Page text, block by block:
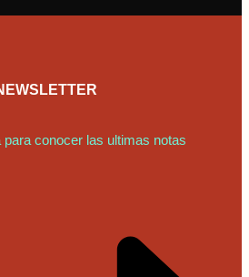
para conocer las ultimas notas